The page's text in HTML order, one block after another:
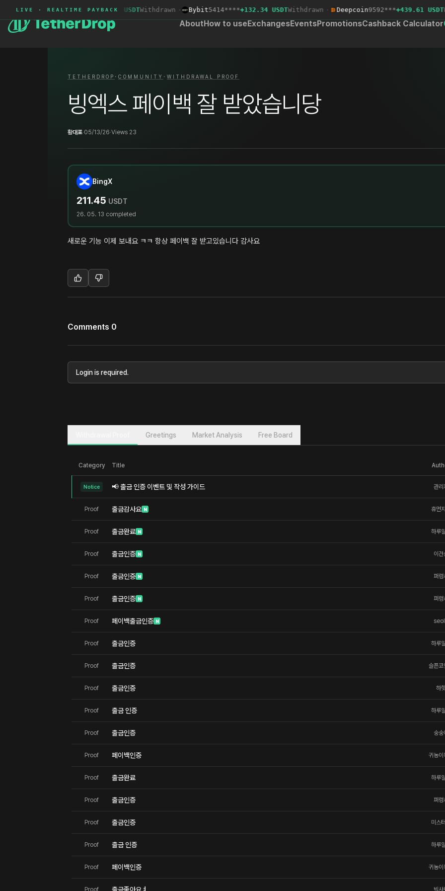
LIVE · REALTIME PAYBACK
Bybit5006**** +90.74 USDTWithdrawn · Bybit5414****+132.34 USDTWithdrawn · Deepcoin9592***+439.61 USDT
AboutHow to useExchangesEventsPromotionsCashback Calculator
TETHERDROP · COMMUNITY · WITHDRAWAL PROOF
빙엑스 페이백 잘 받았습니당
황대표·05/13/26·Views 23
BingX
211.45 USDT
26. 05. 13 completed
새로운 기능 이제 보내요 ㅋㅋ 항상 페이백 잘 받고있습니다 감사요
Comments 0
Login is required.
Greetings Market Analysis Free Board
Category Title
Notice 📢 출금 인증 이벤트 및 작성 가이드 관리
Proof 출금감사요 N 휴먼
Proof 출금완료 N 하루
Proof 출금인증 N 이건
Proof 출금인증 N 퍼렁
Proof 출금인증 N 퍼렁
Proof 페이백출금인증 N
Proof 출금인증 하루
Proof 출금인증 슬픈코
Proof 출금인증 하
Proof 출금 인증 하루
Proof 출금인증 숭숭
Proof 페이백인증 귀농이
Proof 출금완료 하루
Proof 출금인증 퍼렁
Proof 출금인증 미스
Proof 출금 인증 하루
Proof 페이백인증 귀농이
Proof 빅샤